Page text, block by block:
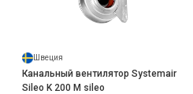
Швеция
Канальный вентилятор Systemair
Sileo K 200 M sileo